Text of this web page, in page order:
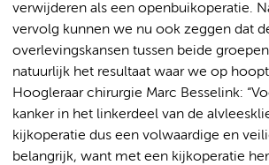
verwijderen als een openbuikoperatie.
vervolg kunnen we nu ook zeggen dat
overlevingskansen tussen beide
natuurlijk het resultaat waar we op
Hoogleraar chirurgie Marc Besselink:
kanker in het linkerdeel van de
kijkoperatie dus een volwaardige en
belangrijk, want met een kijkoperatie